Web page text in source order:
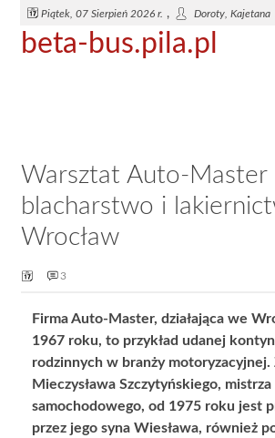
Piątek, 07 Sierpień 2026 r. , Doroty, Kajetana
beta-bus.pila.pl
Warsztat Auto-Master
blacharstwo i
Wrocław
3
Firma Auto-Master, działająca we
1967 roku, to przykład udanej
rodzinnych w branży motoryzacyjnej.
Mieczysława Szczytyńskiego,
samochodowego, od 1975 roku jest
przez jego syna Wiesława, również